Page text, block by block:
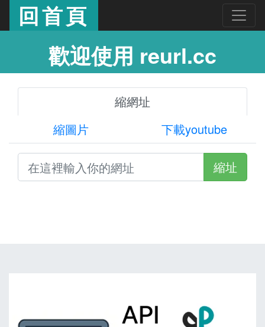
回首頁
歡迎使用 reurl.cc
縮網址
縮圖片
下載youtube
縮址